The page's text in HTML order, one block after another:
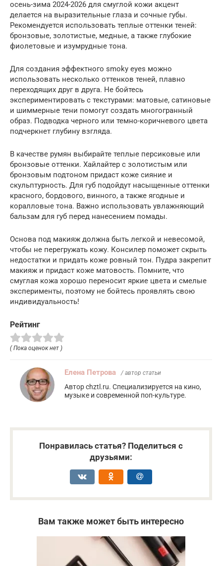
осень-зима 2024-2026 для смуглой кожи акцент
делается на выразительные глаза и сочные губы.
Рекомендуется использовать теплые оттенки теней:
бронзовые, золотистые, медные, а также глубокие
фиолетовые и изумрудные тона.
Для создания эффектного smoky eyes можно
использовать несколько оттенков теней, плавно
переходящих друг в друга. Не бойтесь
экспериментировать с текстурами: матовые, сатиновые
и шиммерные тени помогут создать многогранный
образ. Подводка черного или темно-коричневого цвета
подчеркнет глубину взгляда.
В качестве румян выбирайте теплые персиковые или
бронзовые оттенки. Хайлайтер с золотистым или
бронзовым подтоном придаст коже сияние и
скульптурность. Для губ подойдут насыщенные оттенки
красного, бордового, винного, а также ягодные и
коралловые тона. Важно использовать увлажняющий
бальзам для губ перед нанесением помады.
Основа под макияж должна быть легкой и невесомой,
чтобы не перегружать кожу. Консилер поможет скрыть
недостатки и придать коже ровный тон. Пудра закрепит
макияж и придаст коже матовость. Помните, что
смуглая кожа хорошо переносит яркие цвета и смелые
эксперименты, поэтому не бойтесь проявлять свою
индивидуальность!
Рейтинг
( Пока оценок нет )
Елена Петрова / автор статьи
Автор chztl.ru. Специализируется на кино,
музыке и современной поп-культуре.
Понравилась статья? Поделиться с
друзьями:
Вам также может быть интересно